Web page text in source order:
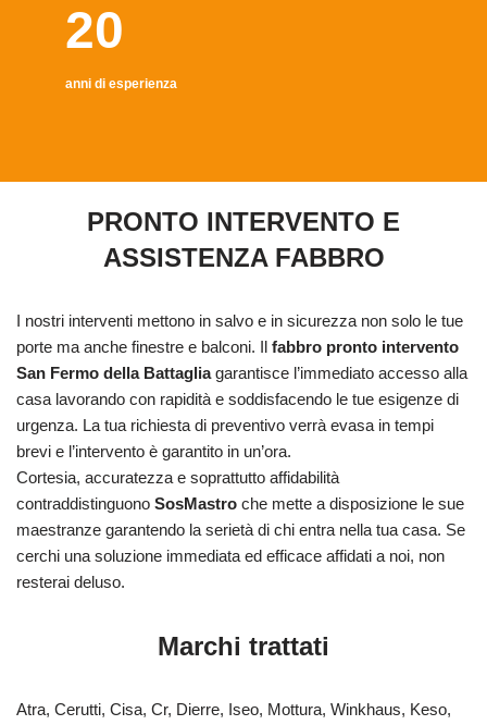
20
anni di esperienza
PRONTO INTERVENTO E
ASSISTENZA FABBRO
I nostri interventi mettono in salvo e in sicurezza non solo le tue
porte ma anche finestre e balconi. Il fabbro pronto intervento
San Fermo della Battagliagarantisce l’immediato accesso alla
casa lavorando con rapidità e soddisfacendo le tue esigenze di
urgenza. La tua richiesta di preventivo verrà evasa in tempi
brevi e l’intervento è garantito in un’ora.
Cortesia, accuratezza e soprattutto affidabilità
contraddistinguono SosMastro che mette a disposizione le sue
maestranze garantendo la serietà di chi entra nella tua casa. Se
cerchi una soluzione immediata ed efficace affidati a noi, non
resterai deluso.
Marchi trattati
Atra, Cerutti, Cisa, Cr, Dierre, Iseo, Mottura, Winkhaus, Keso,